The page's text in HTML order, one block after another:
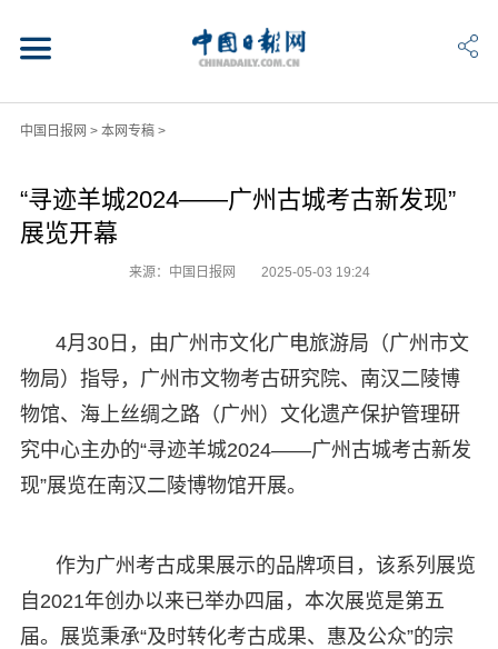
中国日报网 > 本网专稿>
“寻迹羊城2024——广州古城考古新发现”
展览开幕
来源：中国日报网 2025-05-03 19:24
4月30日，由广州市文化广电旅游局（广州市文
物局）指导，广州市文物考古研究院、南汉二陵博
物馆、海上丝绸之路（广州）文化遗产保护管理研
究中心主办的“寻迹羊城2024——广州古城考古新发
现”展览在南汉二陵博物馆开展。
作为广州考古成果展示的品牌项目，该系列展览
自2021年创办以来已举办四届，本次展览是第五
届。展览秉承“及时转化考古成果、惠及公众”的宗